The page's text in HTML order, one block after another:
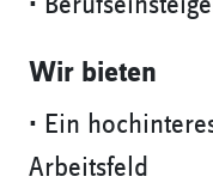
Wir bieten
• Ein
Arbeitsfeld